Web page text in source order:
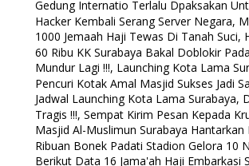
Gedung Internatio Terlalu Dpaksakan
Hacker Kembali Serang Server Negara,
1000 Jemaah Haji Tewas Di Tanah Suci,
60 Ribu KK Surabaya Bakal Doblokir
Mundur Lagi !!!, Launching Kota Lama
Pencuri Kotak Amal Masjid Sukses Jadi
Jadwal Launching Kota Lama Surabaya,
Tragis !!!, Sempat Kirim Pesan Kepada
Masjid Al-Muslimun Surabaya Hantarkan
Ribuan Bonek Padati Stadion Gelora 10
Berikut Data 16 Jama'ah Haji Embarkasi